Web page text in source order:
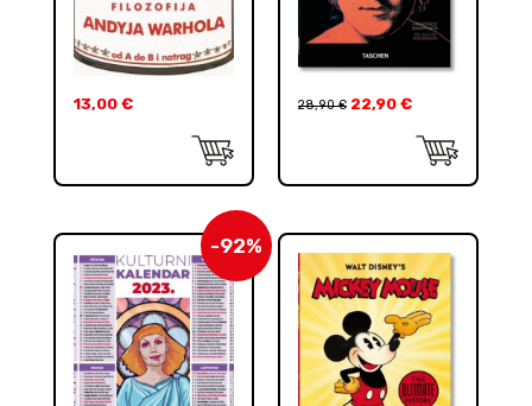
13,00 € 28,90€ 22,90 €
-92%